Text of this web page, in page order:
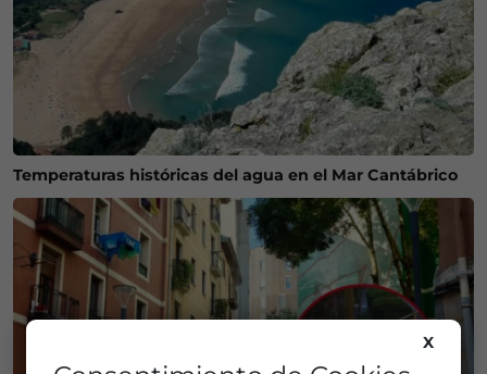
Temperaturas históricas del agua en el Mar Cantábrico
X